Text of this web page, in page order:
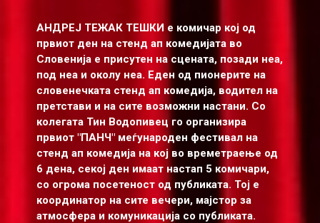
АНДРЕЈ ТЕЖАК ТЕШКИ е комичар кој од
првиот ден на стенд ап комедијата во
Словенија е присутен на сцената, позади неа,
под неа и околу неа. Еден од пионерите на
словенечката стенд ап комедија, водител на
претстави и на сите возможни настани. Со
колегата Тин Водопивец го организира
првиот "ПАНЧ" меѓународен фестивал на
стенд ап комедија на кој во времетраење од
6 дена, секој ден имаат настап 5 комичари,
со огрома посетеност од публиката. Тој е
координатор на сите вечери, мајстор за
атмосфера и комуникација со публиката.